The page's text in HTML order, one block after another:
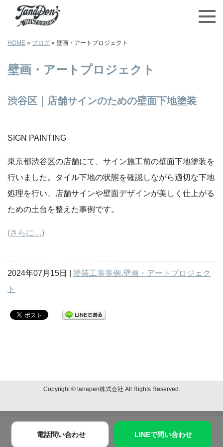
HOME » ブログ » 壁画・アートプロジェクト
壁画・アートプロジェクト
渋谷区｜店舗サインのための壁面下地塗装
SIGN PAINTING
東京都渋谷区の店舗にて、サイン施工前の壁面下地塗装を
行いました。タイル下地の状態を確認しながら適切な下地
処理を行い、店舗サインや壁面デザインが美しく仕上がる
ための土台を整えた事例です。
(さらに…)
2024年07月15日 | 塗装工事事例 ,壁画・アートプロジェク
ト
Copyright © tanapen株式会社 All Rights Reserved.
電話問い合わせ